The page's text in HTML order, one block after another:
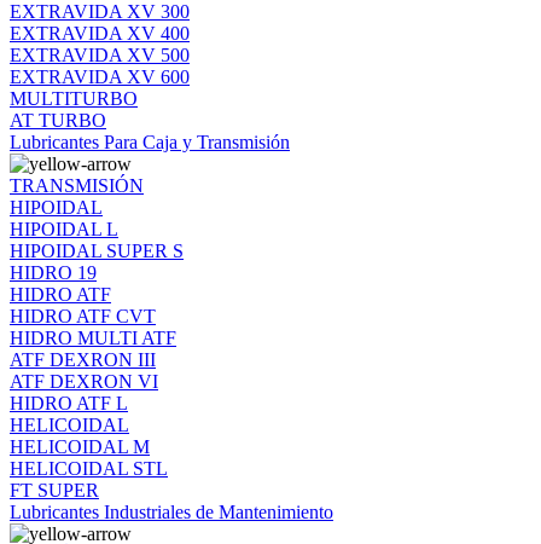
EXTRAVIDA XV 300
EXTRAVIDA XV 400
EXTRAVIDA XV 500
EXTRAVIDA XV 600
MULTITURBO
AT TURBO
Lubricantes Para Caja y Transmisión
TRANSMISIÓN
HIPOIDAL
HIPOIDAL L
HIPOIDAL SUPER S
HIDRO 19
HIDRO ATF
HIDRO ATF CVT
HIDRO MULTI ATF
ATF DEXRON III
ATF DEXRON VI
HIDRO ATF L
HELICOIDAL
HELICOIDAL M
HELICOIDAL STL
FT SUPER
Lubricantes Industriales de Mantenimiento